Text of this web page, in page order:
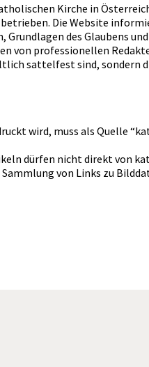
Kirche in
Die Website
des Glaubens
von professionellen
sattelfest sind, sondern
wird, muss als Quelle
dürfen nicht direkt von
von Links zu